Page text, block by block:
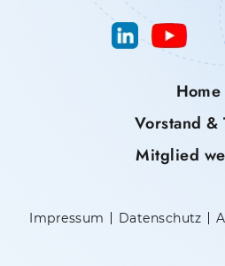
Home
Vorstand &
Mitglied
Impressum Datenschutz